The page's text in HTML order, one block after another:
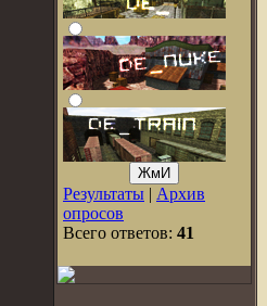
Результаты | Архив
опросов
Всего ответов: 41